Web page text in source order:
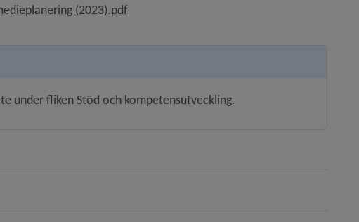
(2023).pdf, 863.2 kB.
under fliken Stöd och kompetensutveckling.